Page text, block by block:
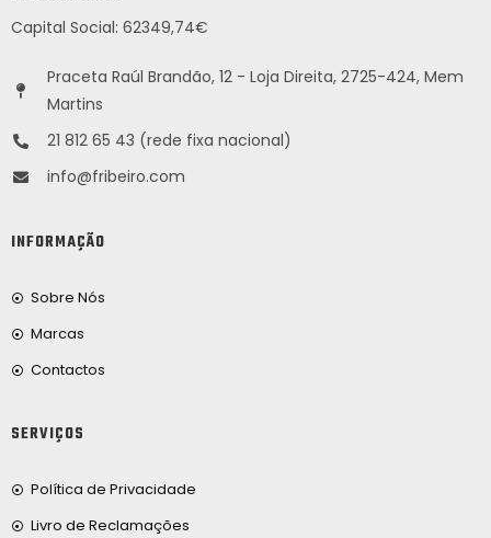
Capital Social: 62349,74€
Praceta Raúl Brandão, 12 - Loja Direita, 2725-424, Mem
Martins
21 812 65 43 (rede fixa nacional)
info@fribeiro.com
INFORMAÇÃO
Sobre Nós
Marcas
Contactos
SERVIÇOS
Política de Privacidade
Livro de Reclamações